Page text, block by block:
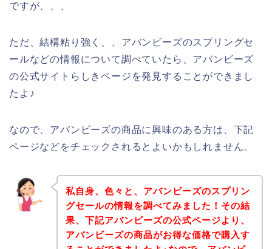
ですが、、、
ただ、結構粘り強く、、アバンビーズのスプリングセ
ールなどの情報について調べていたら、アバンビーズ
の公式サイトらしきページを発見することができまし
たよ♪
なので、アバンビーズの商品に興味のある方は、下記
ページなどをチェックされるとよいかもしれません。
私自身、色々と、アバンビーズのスプリン
グセールの情報を調べてみました！その結
果、下記アバンビーズの公式ページより、
アバンビーズの商品がお得な価格で購入す